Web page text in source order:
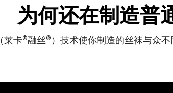
为何还在制造普
（莱卡®融丝® ）技术使你制造的丝袜与众